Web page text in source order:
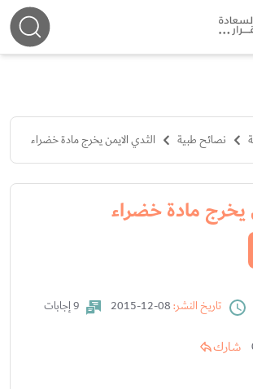
نصائح طبية الثدي الايمن يخرج مادة خضراء
يخرج مادة خضراء
تاريخ النشر: 9 إجابات
شارك